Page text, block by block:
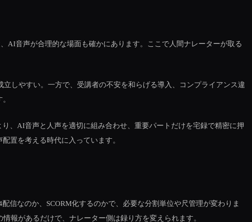
AI音声が合理的な場面も確かにあります。ここで人間ナレーターが取る
しやすい。一方で、受講者の不安を和らげる導入、コンプライアンス違
、AI音声と人声を適切に組み合わせ、重要パートだけを宅録で精密に押
置を考える時代に入っています。
信なのか、SCORM化するのかで、必要な分割単位や尺管理が変わりま
報があるだけで、ナレーター側は録り方を変えられます。